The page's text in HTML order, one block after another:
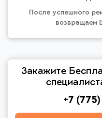
После успешного
возвращаем
Закажите
+7